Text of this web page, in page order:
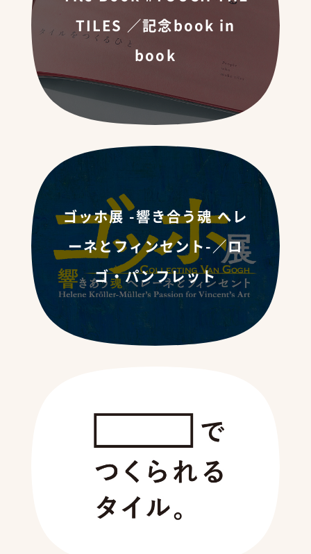
TILES ／記念book in
book
ゴッホ展 -響き合う魂 へレ
ーネとフィンセント-／ロ
ゴ・パンフレット